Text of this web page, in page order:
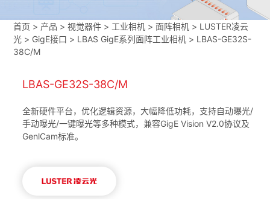
首页 > 产品 > 视觉器件 > 工业相机 >面阵相机 > LUSTER凌云
光 > GigE接口 > LBAS GigE系列面阵工业相机 > LBAS-GE32S-
38C/M
LBAS-GE32S-38C/M
全新硬件平台，优化逻辑资源，大幅降低功耗，支持自动曝光/
手动曝光/一键曝光等多种模式，兼容GigE Vision V2.0协议及
GenlCam标准。